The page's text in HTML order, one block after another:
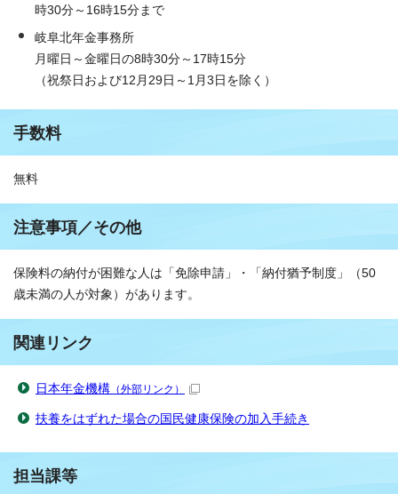
時30分～16時15分まで
岐阜北年金事務所
月曜日～金曜日の8時30分～17時15分
（祝祭日および12月29日～1月3日を除く）
手数料
無料
注意事項／その他
保険料の納付が困難な人は「免除申請」・「納付猶予制度」（50
歳未満の人が対象）があります。
関連リンク
日本年金機構 （外部リンク）
扶養をはずれた場合の国民健康保険の加入手続き
担当課等